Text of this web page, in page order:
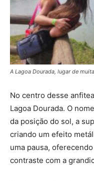
A Lagoa Dourada, lugar de
No centro desse
Lagoa Dourada. O
da posição do sol, a
criando um efeito
uma pausa,
contraste com a